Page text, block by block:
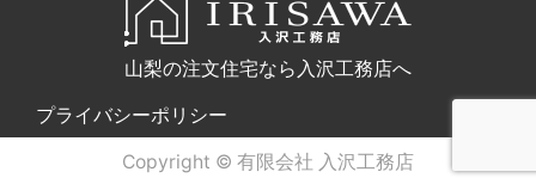
山梨の注文住宅なら入沢工務店へ
プライバシーポリシー
Copyright © 有限会社 入沢工務店